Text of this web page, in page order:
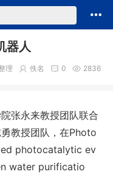
器人
2836
0
佚名
理
张永来教授团队联合
教授团队，在Photo
photocatalytic ev
water purificatio